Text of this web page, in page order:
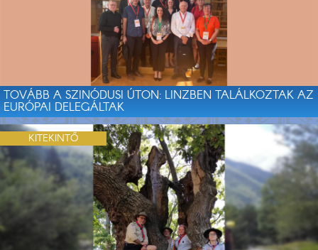
TOVÁBB A SZINÓDUSI ÚTON: LINZBEN TALÁLKOZTAK AZ
EURÓPAI DELEGÁLTAK
KITEKINTŐ